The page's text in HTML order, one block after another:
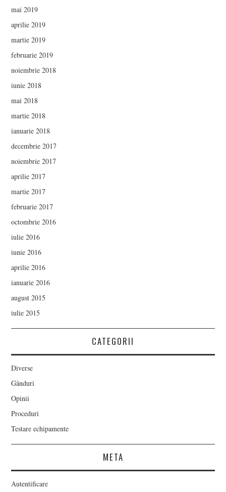
mai 2019
aprilie 2019
martie 2019
februarie 2019
noiembrie 2018
iunie 2018
mai 2018
martie 2018
ianuarie 2018
decembrie 2017
noiembrie 2017
aprilie 2017
martie 2017
februarie 2017
octombrie 2016
iulie 2016
iunie 2016
aprilie 2016
ianuarie 2016
august 2015
iulie 2015
CATEGORII
Diverse
Gânduri
Opinii
Proceduri
Testare echipamente
META
Autentificare